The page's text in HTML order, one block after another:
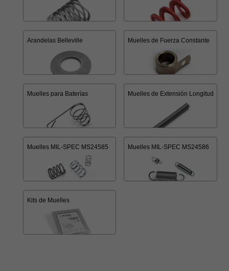
Arandelas Belleville Muelles de Fuerza Constante
Muelles para Baterías Muelles de Extensión Longitud
Muelles MIL-SPEC MS24585 Muelles MIL-SPEC MS24586
Kits de Muelles